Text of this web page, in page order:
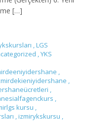
[…]
,LGS
,YKS
,
,
,
,
kursu ,
,izmirykskursu ,